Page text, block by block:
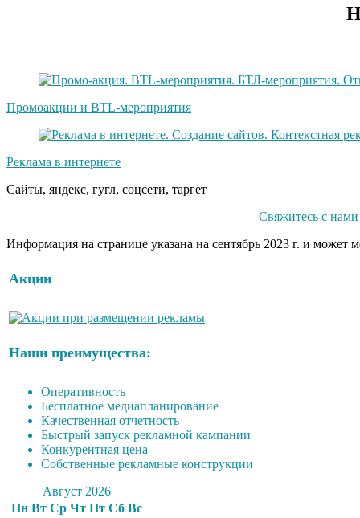
Промоакции и BTL-мероприятия
Реклама в интернете
Сайты, яндекс, гугл, соцсети, таргет
Свяжитесь с
Информация на странице указана на сентябрь 2023 г. и
Акции
Наши преимущества:
Оперативность
Бесплатное медиапланирование
Качественная отчетность
Быстрый запуск рекламной кампании
Конкурентная цена
Собственные рекламные конструкции
Август 2026
Пн Вт Ср Чт Пт Сб Вс